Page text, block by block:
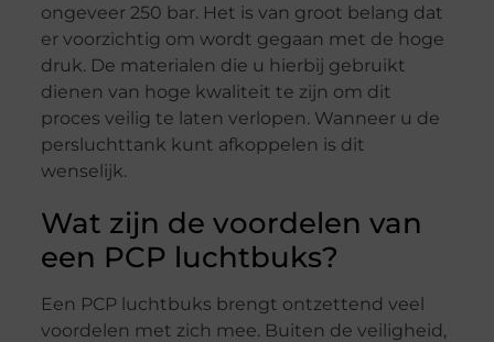
ongeveer 250 bar. Het is van groot belang dat
er voorzichtig om wordt gegaan met de hoge
druk. De materialen die u hierbij gebruikt
dienen van hoge kwaliteit te zijn om dit
proces veilig te laten verlopen. Wanneer u de
persluchttank kunt afkoppelen is dit
wenselijk.
Wat zijn de voordelen van
een PCP luchtbuks?
Een PCP luchtbuks brengt ontzettend veel
voordelen met zich mee. Buiten de veiligheid,